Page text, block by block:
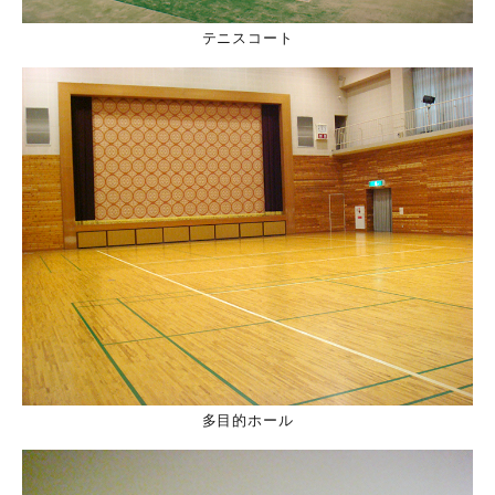
テニスコート
多目的ホール